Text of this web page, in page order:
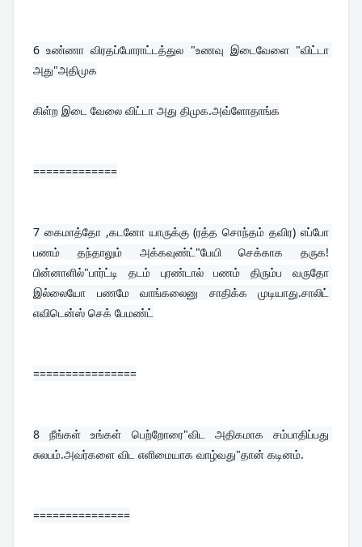
6 உண்ணா விரதப்போராட்டத்துல "உணவு இடைவேளை "விட்டா
அது"அதிமுக
கிள்ற இடை வேலை விட்டா அது திமுக.அவ்ளோதாங்க
=============
7 கைமாத்தோ ,கடனோ யாருக்கு (ரத்த சொந்தம் தவிர) எப்போ
பணம் தந்தாலும் அக்கவுண்ட்"பேயி செக்காக தருக!
பின்னாளில்"பார்ட்டி தடம் புரண்டால் பணம் திரும்ப வருதோ
இல்லையோ பணமே வாங்கலைனு சாதிக்க முடியாது.சாலிட்
எவிடென்ஸ் செக் பேமண்ட்
================
8 நீங்கள் உங்கள் பெற்றோரை"விட அதிகமாக சம்பாதிப்பது
சுலபம்.அவர்களை விட எளிமையாக வாழ்வது"தான் கடினம்.
===============